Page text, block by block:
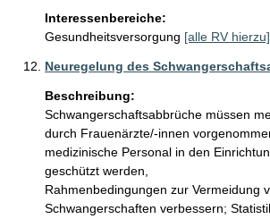
Interessenbereiche:
Gesundheitsversorgung [alle RV hierzu]
Neuregelung des
Beschreibung:
Schwangerschaftsabbrüche müssen
durch Frauenärzte/-innen
medizinische Personal in den
geschützt werden,
Rahmenbedingungen zur Vermeidung
Schwangerschaften verbessern;